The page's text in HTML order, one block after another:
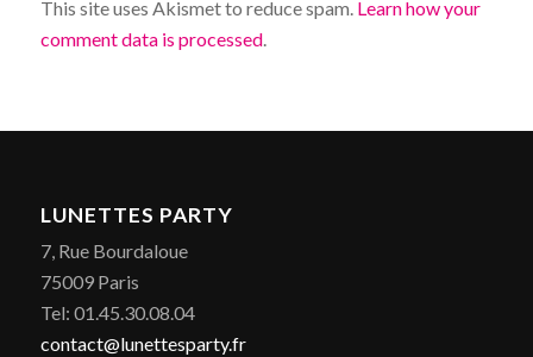
This site uses Akismet to reduce spam. Learn how your
comment data is processed.
LUNETTES PARTY
7, Rue Bourdaloue
75009 Paris
Tel: 01.45.30.08.04
contact@lunettesparty.fr